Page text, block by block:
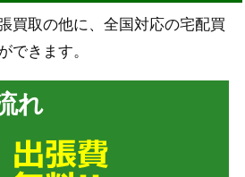
買取の他に、全国対応の宅配買
できます。
れ